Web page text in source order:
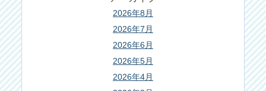
2026年8月
2026年7月
2026年6月
2026年5月
2026年4月